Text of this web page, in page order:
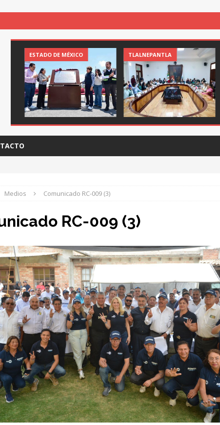
ESTADO DE MÉXICO TLALNEPANTLA
Medios Comunicado RC-009 (3)
RC-009 (3)